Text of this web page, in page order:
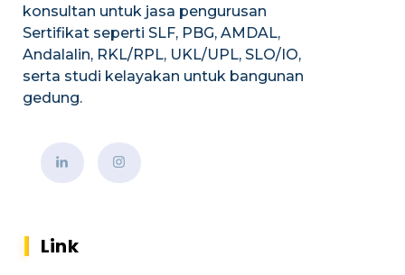
konsultan untuk jasa pengurusan
Sertifikat seperti SLF, PBG, AMDAL,
Andalalin, RKL/RPL, UKL/UPL, SLO/IO,
serta studi kelayakan untuk bangunan
gedung.
Link